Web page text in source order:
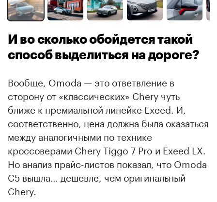
И во сколько обойдется такой
способ выделиться на дороге?
Вообще, Omoda — это ответвление в
сторону от «классических» Chery чуть
ближе к премиальной линейке Exeed. И,
соответственно, цена должна была оказаться
между аналогичными по технике
кроссоверами Chery Tiggo 7 Pro и Exeed LX.
Но анализ прайс-листов показал, что Omoda
C5 вышла… дешевле, чем оригинальный
Chery.